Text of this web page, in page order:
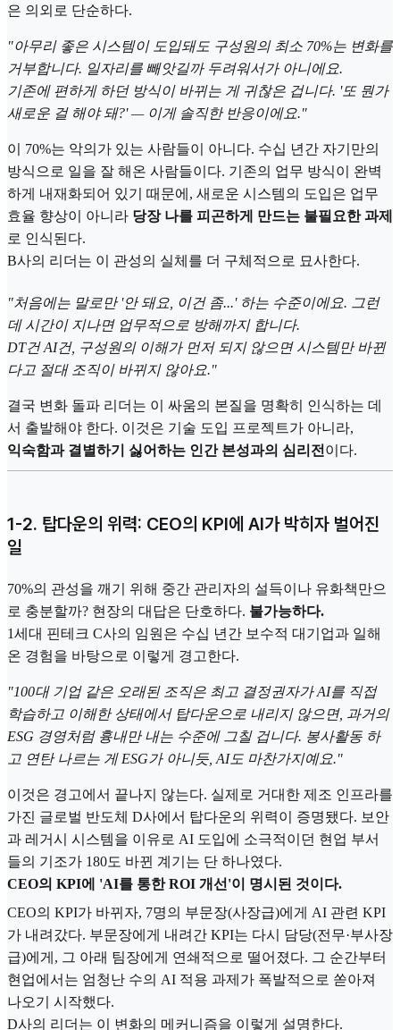
은 의외로 단순하다.
"아무리 좋은 시스템이 도입돼도 구성원의 최소 70%는 변화를
거부합니다. 일자리를 빼앗길까 두려워서가 아니에요.
기존에 편하게 하던 방식이 바뀌는 게 귀찮은 겁니다. '또 뭔가
새로운 걸 해야 돼?' — 이게 솔직한 반응이에요."
이 70%는 악의가 있는 사람들이 아니다. 수십 년간 자기만의
방식으로 일을 잘 해온 사람들이다. 기존의 업무 방식이 완벽
하게 내재화되어 있기 때문에, 새로운 시스템의 도입은 업무
효율 향상이 아니라 당장 나를 피곤하게 만드는 불필요한 과제
로 인식된다.
B사의 리더는 이 관성의 실체를 더 구체적으로 묘사한다.
"처음에는 말로만 '안 돼요, 이건 좀...' 하는 수준이에요. 그런
데 시간이 지나면 업무적으로 방해까지 합니다.
DT건 AI건, 구성원의 이해가 먼저 되지 않으면 시스템만 바뀐
다고 절대 조직이 바뀌지 않아요."
결국 변화 돌파 리더는 이 싸움의 본질을 명확히 인식하는 데
서 출발해야 한다. 이것은 기술 도입 프로젝트가 아니라,
익숙함과 결별하기 싫어하는 인간 본성과의 심리전 이다.
1-2. 탑다운의 위력: CEO의 KPI에 AI가 박히자 벌어진
일
70%의 관성을 깨기 위해 중간 관리자의 설득이나 유화책만으
로 충분할까? 현장의 대답은 단호하다. 불가능하다.
1세대 핀테크 C사의 임원은 수십 년간 보수적 대기업과 일해
온 경험을 바탕으로 이렇게 경고한다.
"100대 기업 같은 오래된 조직은 최고 결정권자가 AI를 직접
학습하고 이해한 상태에서 탑다운으로 내리지 않으면, 과거의
ESG 경영처럼 흉내만 내는 수준에 그칠 겁니다. 봉사활동 하
고 연탄 나르는 게 ESG가 아니듯, AI도 마찬가지예요."
이것은 경고에서 끝나지 않는다. 실제로 거대한 제조 인프라를
가진 글로벌 반도체 D사에서 탑다운의 위력이 증명됐다. 보안
과 레거시 시스템을 이유로 AI 도입에 소극적이던 현업 부서
들의 기조가 180도 바뀐 계기는 단 하나였다.
CEO의 KPI에 'AI를 통한 ROI 개선'이 명시된 것이다.
CEO의 KPI가 바뀌자, 7명의 부문장(사장급)에게 AI 관련 KPI
가 내려갔다. 부문장에게 내려간 KPI는 다시 담당(전무·부사장
급)에게, 그 아래 팀장에게 연쇄적으로 떨어졌다. 그 순간부터
현업에서는 엄청난 수의 AI 적용 과제가 폭발적으로 쏟아져
나오기 시작했다.
D사의 리더는 이 변화의 메커니즘을 이렇게 설명한다.